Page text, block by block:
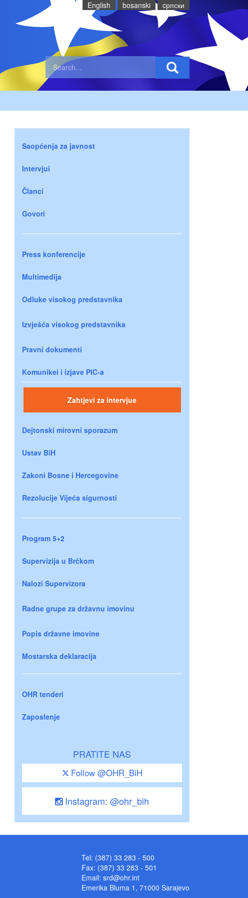
English bosanski cрпски
Saopćenja za javnost
Intervjui
Članci
Govori
Press konferencije
Multimedija
Odluke visokog predstavnika
Izvješća visokog predstavnika
Pravni dokumenti
Komunikei i izjave PIC-a
Zahtjevi za intervjue
Dejtonski mirovni sporazum
Ustav BiH
Zakoni Bosne i Hercegovine
Rezolucije Vijeća sigurnosti
Program 5+2
Supervizija u Brčkom
Nalozi Supervizora
Radne grupe za državnu imovinu
Popis državne imovine
Mostarska deklaracija
OHR tenderi
Zaposlenje
PRATITE NAS
Follow @OHR_BiH
Instagram: @ohr_bih
Tel: (387) 33 283 - 500
Fax: (387) 33 283 - 501
Email: srd@ohr.int
Emerika Bluma 1, 71000 Sarajevo